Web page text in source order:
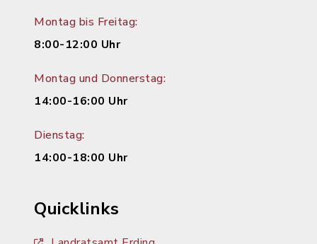
Montag bis Freitag:
8:00-12:00 Uhr
Montag und Donnerstag:
14:00-16:00 Uhr
Dienstag:
14:00-18:00 Uhr
Quicklinks